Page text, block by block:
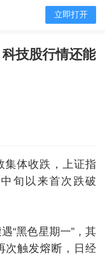
立即打开
技股行情还能
集体收跌，上证指
旬以来首次跌破
“黑色星期一”，其
次触发熔断，日经